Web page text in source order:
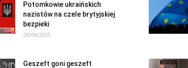
Potomkowie ukraińskich
nazistów na czele brytyjskiej
bezpieki
28/06/2025
Geszeft goni geszeft